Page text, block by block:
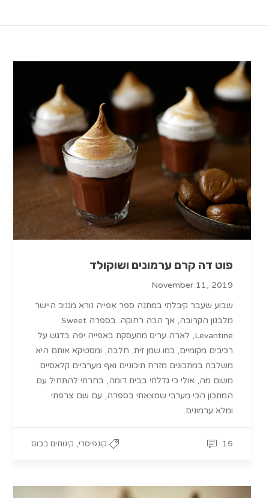
פוט דה קרם ערמונים ושוקולד
November 11, 2019
שבוע שעבר קיבלתי במתנה ספר אפייה נורא מגניב היישר
מלבנון הקרובה, אך הכה רחוקה. בספרה Sweet
Levantine, לארה עריס מתעסקת באפייה יפה בדגש על
רכיבים מקומיים, כמו שמן זית, חלבה, ומסטיקא אותם היא
משלבת במתכונים מזרח תיכוניים ואף מערביים קלאסיים.
משום מה, אולי כי גדלתי בבית דומה, בחרתי להתחיל עם
המתכון הכי מערבי שמצאתי בספרה, עם שם צרפתי
ומלא ערמונים.
קונפיסרי, קינוחים בכוס 15